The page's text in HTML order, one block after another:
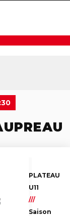
PLATEAU
U11
///
Saison